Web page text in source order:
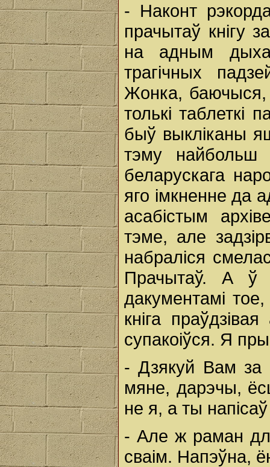
- Наконт
прачытаў кнігу
на адным
трагічных
Жонка, баючыся,
толькі таблеткі
быў выкліканы
тэму найбольш
беларускага
яго імкненне да
асабістым
тэме, але
набраліся
Прачытаў. А ў
дакументамі
кніга
супакоіўся. Я
- Дзякуй Вам за
мяне, дарэчы,
не я, а ты напісаў
- Але ж раман
сваім. Напэўна,